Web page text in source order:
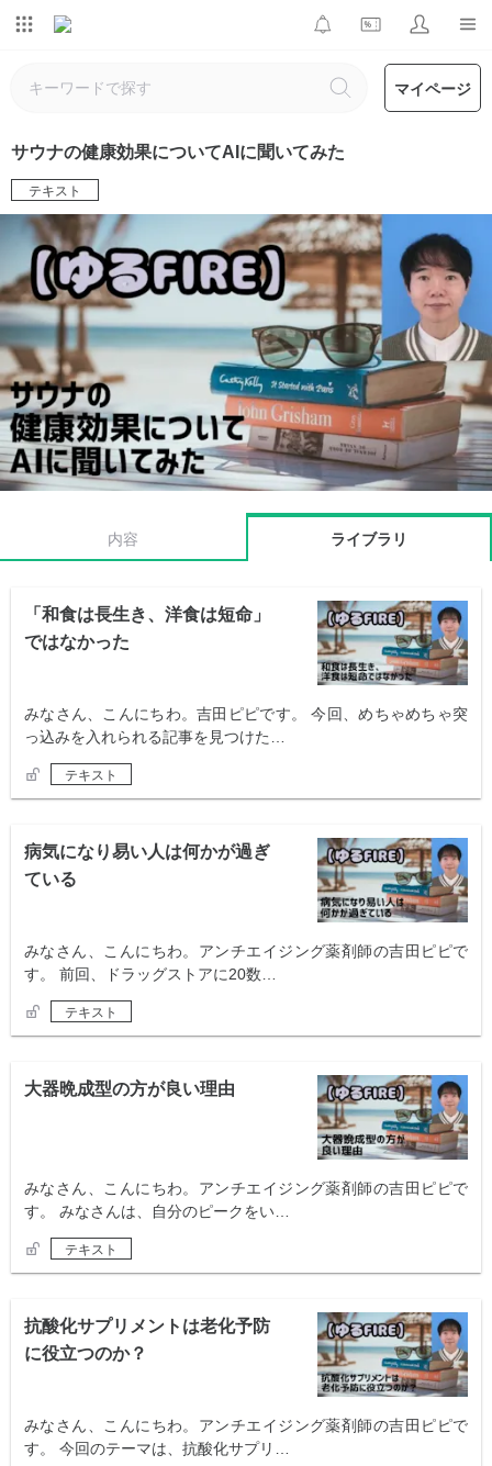
マイページ
サウナの健康効果についてAIに聞いてみた
テキスト
内容 ライブラリ
「和食は長生き、洋食は短命」
ではなかった
みなさん、こんにちわ。吉田ピピです。 今回、めちゃめちゃ突
っ込みを入れられる記事を見つけた…
テキスト
病気になり易い人は何かが過ぎ
ている
みなさん、こんにちわ。アンチエイジング薬剤師の吉田ピピで
す。 前回、ドラッグストアに20数…
テキスト
大器晩成型の方が良い理由
みなさん、こんにちわ。アンチエイジング薬剤師の吉田ピピで
す。 みなさんは、自分のピークをい…
テキスト
抗酸化サプリメントは老化予防
に役立つのか？
みなさん、こんにちわ。アンチエイジング薬剤師の吉田ピピで
す。 今回のテーマは、抗酸化サプリ…